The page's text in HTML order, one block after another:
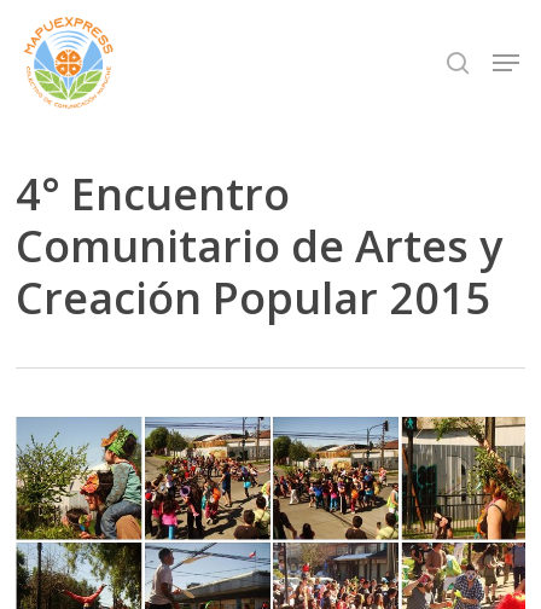
Skip
main
search
4° Encuentro
Comunitario de Artes y
Creación Popular 2015
Close